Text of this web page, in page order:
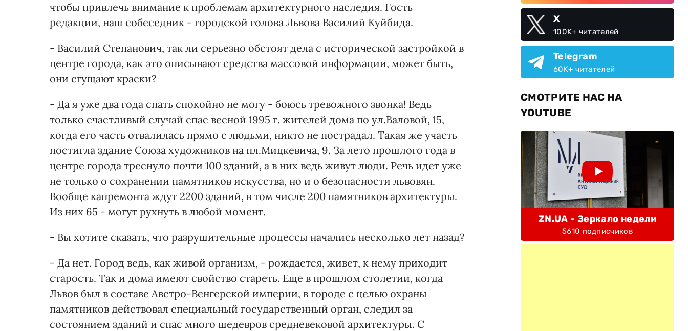
чтобы привлечь внимание к проблемам архитектурного наследия. Гость
редакции, наш собеседник - городской голова Львова Василий Куйбида.
- Василий Степанович, так ли серьезно обстоят дела с исторической застройкой в
центре города, как это описывают средства массовой информации, может быть,
они сгущают краски?
- Да я уже два года спать спокойно не могу - боюсь тревожного звонка! Ведь
только счастливый случай спас весной 1995 г. жителей дома по ул.Валовой, 15,
когда его часть отвалилась прямо с людьми, никто не пострадал. Такая же участь
постигла здание Союза художников на пл.Мицкевича, 9. За лето прошлого года в
центре города треснуло почти 100 зданий, а в них ведь живут люди. Речь идет уже
не только о сохранении памятников искусства, но и о безопасности львовян.
Вообще капремонта ждут 2200 зданий, в том числе 200 памятников архитектуры.
Из них 65 - могут рухнуть в любой момент.
- Вы хотите сказать, что разрушительные процессы начались несколько лет назад?
- Да нет. Город ведь, как живой организм, - рождается, живет, к нему приходит
старость. Так и дома имеют свойство стареть. Еще в прошлом столетии, когда
Львов был в составе Австро-Венгерской империи, в городе с целью охраны
памятников действовал специальный государственный орган, следил за
состоянием зданий и спас много шедевров средневековой архитектуры. С
X
100K+ читателей
Telegram
60K+ читателей
СМОТРИТЕ НАС НА
YOUTUBE
ZN.UA - Зеркало недели
5610 подписчиков